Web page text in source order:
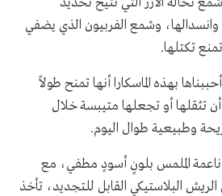
وشمع الفربيون الذي يضفي
تكتلها.
بهذه الماسكارا أنها تمنح طولاً
تثقلها أو تجعلها متيبسة خلال
وطبيعية طوال اليوم.
ناعمة الملمس بلونٍ أسودٍ مطفي، مع
البلاستيكي القابل للتجديد، تأخذ